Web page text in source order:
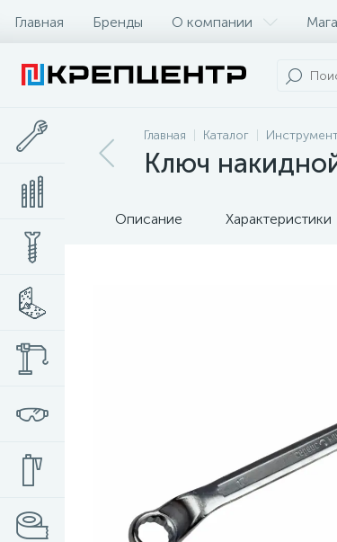
Главная Бренды О компании
Главная Каталог
Ключ
Описание Характеристики